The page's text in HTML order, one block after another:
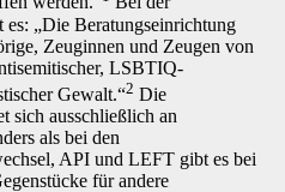
„Die Beratungseinrichtung
Zeuginnen und Zeugen von
LSBTIQ-
Gewalt.“2 Die
sich ausschließlich an
als bei den
API und LEFT gibt es bei
für andere